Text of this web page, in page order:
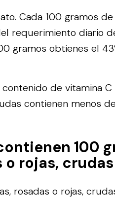
Cada 100 gramos
requerimiento diario
gramos obtienes el
de vitamina
contienen menos
100
o rojas, crudas
rosadas o rojas,